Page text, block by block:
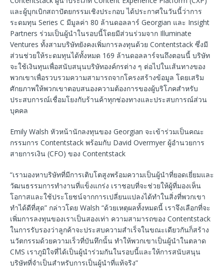
และผู้บุกเบิกสถาปัตยกรรมเชิงประกอบ ได้ประกาศในวันนี้ว่าการ
ระดมทุน Series C มีมูลค่า 80 ล้านดอลลาร์ Georgian และ Insight
Partners ร่วมเป็นผู้นำในรอบนี้โดยมีส่วนร่วมจาก Illuminate
Ventures ทั้งสามบริษัทยังคงเพิ่มการลงทุนด้วย Contentstack ซึ่งมี
ส่วนช่วยให้ระดมทุนได้ทั้งหมด 169 ล้านดอลลาร์จนถึงตอนนี้ บริษัท
จะใช้เงินทุนเพื่อสนับสนุนบริษัทองค์กรต่าง ๆ ต่อไปในเส้นทางของ
พวกเขาเพื่อรวบรวมความสามารถจากโครงสร้างข้อมูล โดยเสริม
ศักยภาพให้พวกเขาตอบสนองความต้องการของผู้บริโภคสำหรับ
ประสบการณ์เชื่อมโยงกับร้านค้าทุกช่องทางและประสบการณ์ส่วน
บุคคล
Emily Walsh หัวหน้านักลงทุนของ Georgian จะเข้าร่วมเป็นคณะ
กรรมการ Contentstack พร้อมกับ David Overmyer ผู้อำนวยการ
สายการเงิน (CFO) ของ Contentstack
“เรามองหาบริษัทที่มีการเติบโตสูงพร้อมความเป็นผู้นำที่ยอดเยี่ยมและ
วัฒนธรรมการทำงานที่แข็งแกร่ง เราชอบที่จะช่วยให้ผู้ที่มองเห็น
โอกาสและใช้ประโยชน์จากการเปลี่ยนแปลงได้ทำในสิ่งที่พวกเขา
ทำได้ดีที่สุด” กล่าวโดย Walsh “ด้วยเหตุผลทั้งหมดนี้ เราจึงเลือกที่จะ
เพิ่มการลงทุนของเราเป็นสองเท่า ความสามารถของ Contentstack
ในการรับรองว่าลูกค้าจะประสบความสำเร็จในขณะเดียวกันก็สร้าง
นวัตกรรมด้วยความเร็วที่บันทึกนั้น ทำให้พวกเขาเป็นผู้นำในตลาด
CMS เราภูมิใจที่ได้เป็นผู้นำร่วมกันในรอบนี้และให้การสนับสนุน
บริษัทที่จำเป็นสำหรับการเป็นผู้นำที่แท้จริง”